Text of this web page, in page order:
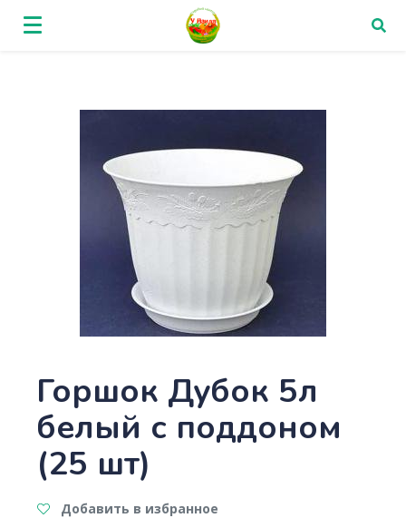
Горшок Дубок 5л
белый с поддоном
(25 шт)
Добавить в избранное